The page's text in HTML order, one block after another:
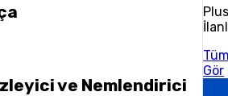
ve Nemlendirici
Gör